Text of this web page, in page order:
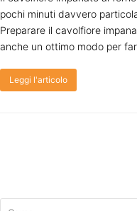
pochi minuti davvero
Preparare il cavolfiore
anche un ottimo modo per
Leggi l'articolo